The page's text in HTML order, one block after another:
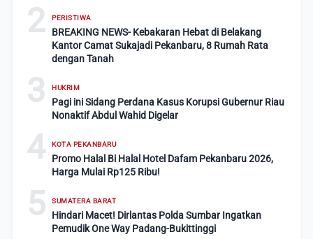
2 PERISTIWA
BREAKING NEWS- Kebakaran Hebat di Belakang
Kantor Camat Sukajadi Pekanbaru, 8 Rumah Rata
dengan Tanah
3 HUKRIM
Pagi ini Sidang Perdana Kasus Korupsi Gubernur Riau
Nonaktif Abdul Wahid Digelar
4 KOTA PEKANBARU
Promo Halal Bi Halal Hotel Dafam Pekanbaru 2026,
Harga Mulai Rp125 Ribu!
5 SUMATERA BARAT
Hindari Macet! Dirlantas Polda Sumbar Ingatkan
Pemudik One Way Padang-Bukittinggi